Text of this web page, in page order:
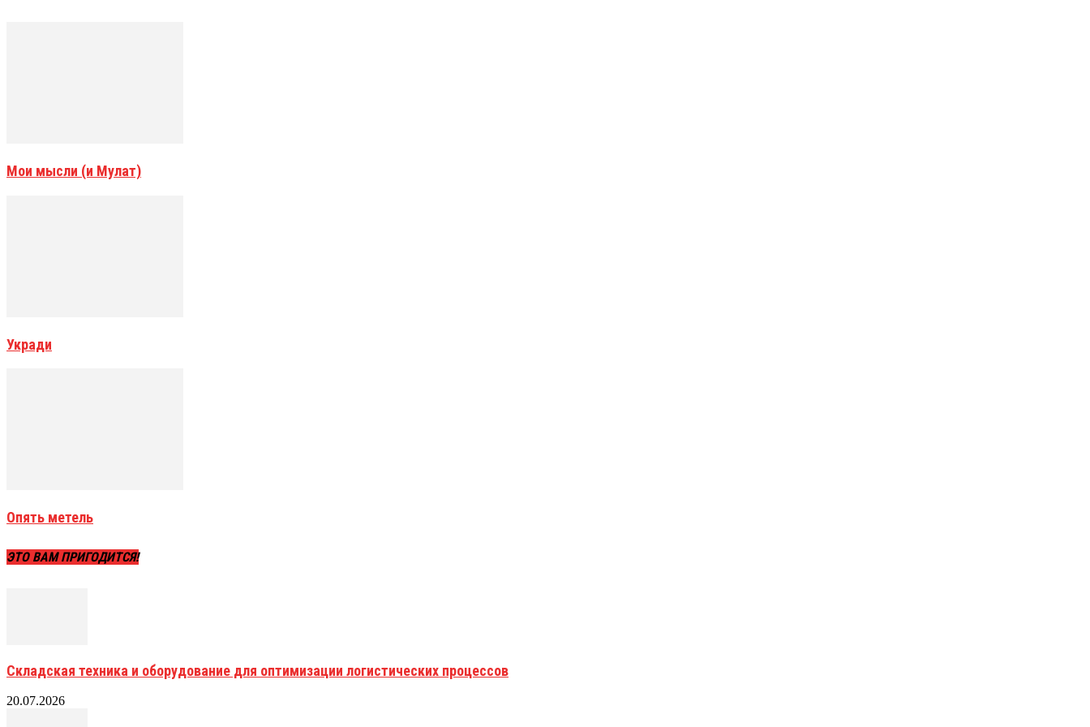
Мои мысли (и Мулат)
Укради
Опять метель
ЭТО ВАМ ПРИГОДИТСЯ!
Складская техника и оборудование для оптимизации логистических процессов
20.07.2026